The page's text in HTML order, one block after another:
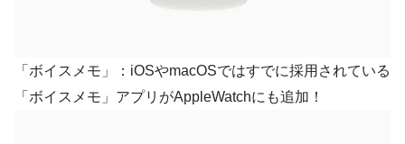
「ボイスメモ」：iOSやmacOSではすでに採用されている
「ボイスメモ」アプリがAppleWatchにも追加！